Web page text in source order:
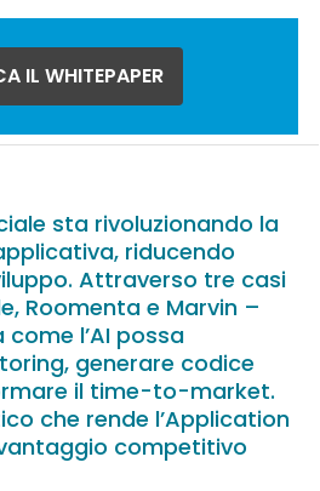
IL WHITEPAPER
sta rivoluzionando la
riducendo
Attraverso tre casi
Roomenta e Marvin –
come l’AI possa
generare codice
il time-to-market.
che rende l’Application
competitivo